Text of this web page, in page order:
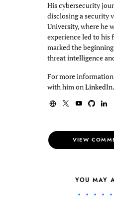
His cybersecurity
disclosing a security
University, where he
experience led to his
marked the
threat intelligence
For more
with him onLinkedIn.
VIEW
YOU MAY